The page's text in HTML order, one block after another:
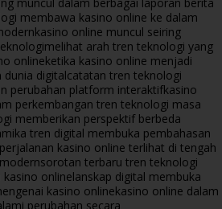
membawa kasino online ke dalam
kasino online muncul seiring
melihat arah tren teknologi yang
onlineketika kasino online menjadi
dunia digitalcatatan tren teknologi
perubahan platform interaktifkasino
perkembangan tren teknologi masa
memberikan perspektif berbeda
tren digital membuka pembahasan
perjalanan kasino online terlihat di tengah
sorotan terbaru tren teknologi
onlinelanskap digital membuka
kasino onlinekasino online dalam
perubahan secara